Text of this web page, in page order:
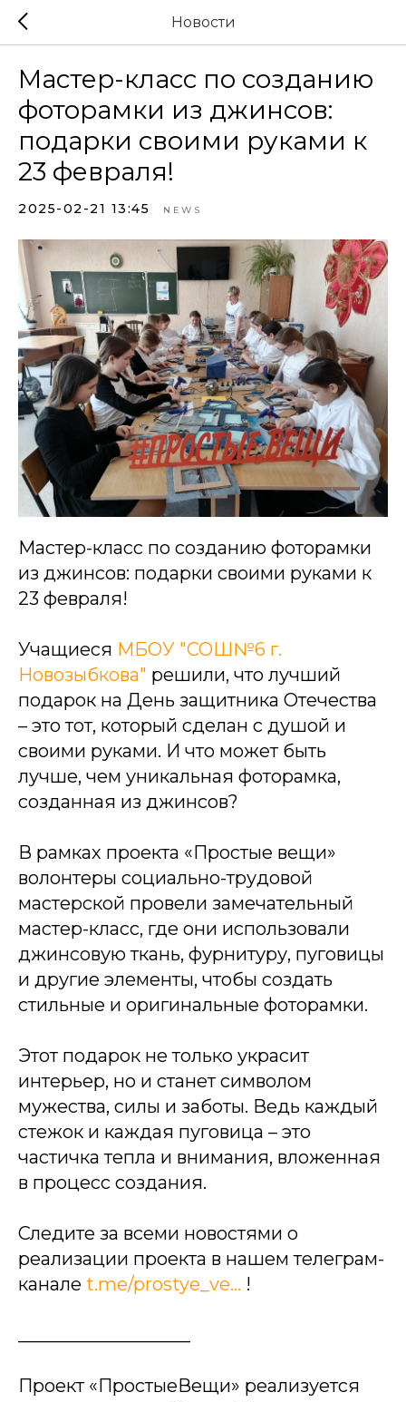
Новости
Мастер-класс по созданию
фоторамки из джинсов:
подарки своими руками к
23 февраля!
2025-02-21 13:45 NEWS
Мастер-класс по созданию фоторамки
из джинсов: подарки своими руками к
23 февраля!
Учащиеся МБОУ "СОШ№6 г.
Новозыбкова" решили, что лучший
подарок на День защитника Отечества
– это тот, который сделан с душой и
своими руками. И что может быть
лучше, чем уникальная фоторамка,
созданная из джинсов?
В рамках проекта «Простые вещи»
волонтеры социально-трудовой
мастерской провели замечательный
мастер-класс, где они использовали
джинсовую ткань, фурнитуру, пуговицы
и другие элементы, чтобы создать
стильные и оригинальные фоторамки.
Этот подарок не только украсит
интерьер, но и станет символом
мужества, силы и заботы. Ведь каждый
стежок и каждая пуговица – это
частичка тепла и внимания, вложенная
в процесс создания.
Следите за всеми новостями о
реализации проекта в нашем телеграм-
канале t.me/prostye_ve... !
Проект «ПростыеВещи» реализуется